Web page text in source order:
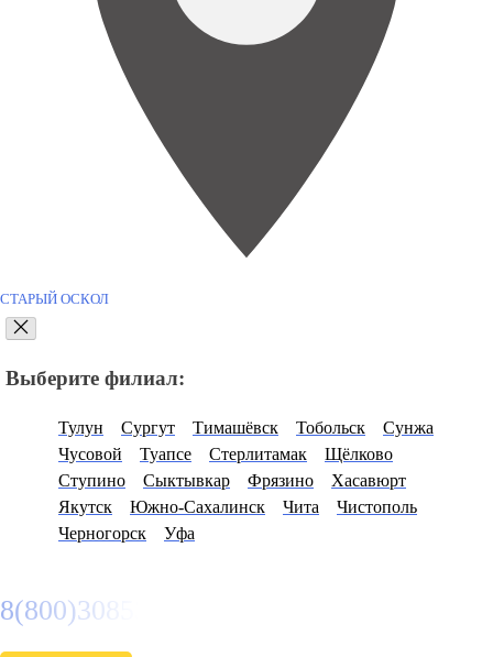
СТАРЫЙ ОСКОЛ
Выберите филиал:
Тулун Сургут Тимашёвск Тобольск
Сунжа
Чусовой
Туапсе Стерлитамак
Щёлково
Ступино
Сыктывкар Фрязино
Хасавюрт
Якутск
Южно-Сахалинск Чита
Чистополь
Черногорск
Уфа
8(800)3085303